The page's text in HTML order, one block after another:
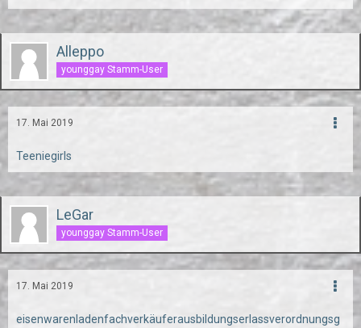
Alleppo
younggay Stamm-User
17. Mai 2019
Teeniegirls
LeGar
younggay Stamm-User
17. Mai 2019
eisenwarenladenfachverkäuferausbildungserlassverordnungsg